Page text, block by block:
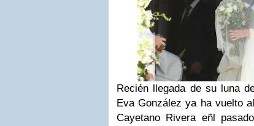
Recién llegada de su luna
Eva González ya ha vuelto
Cayetano Rivera eñl